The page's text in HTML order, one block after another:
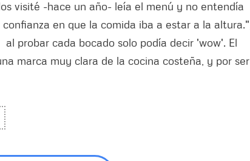
visité -hace un año- leía el menú y no entendía
en que la comida iba a estar a la altura.",
probar cada bocado solo podía decir 'wow'. El
marca muy clara de la cocina costeña, y por ser